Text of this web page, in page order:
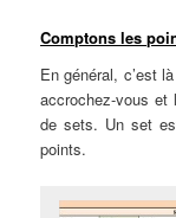
Comptons les
En général, c’est
accrochez-vous
de sets. Un set
points.